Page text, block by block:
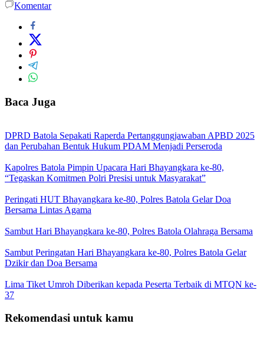
Komentar
Baca Juga
DPRD Batola Sepakati Raperda Pertanggungjawaban APBD 2025
dan Perubahan Bentuk Hukum PDAM Menjadi Perseroda
Kapolres Batola Pimpin Upacara Hari Bhayangkara ke-80,
“Tegaskan Komitmen Polri Presisi untuk Masyarakat”
Peringati HUT Bhayangkara ke-80, Polres Batola Gelar Doa
Bersama Lintas Agama
Sambut Hari Bhayangkara ke-80, Polres Batola Olahraga Bersama
Sambut Peringatan Hari Bhayangkara ke-80, Polres Batola Gelar
Dzikir dan Doa Bersama
Lima Tiket Umroh Diberikan kepada Peserta Terbaik di MTQN ke-
37
Rekomendasi untuk kamu